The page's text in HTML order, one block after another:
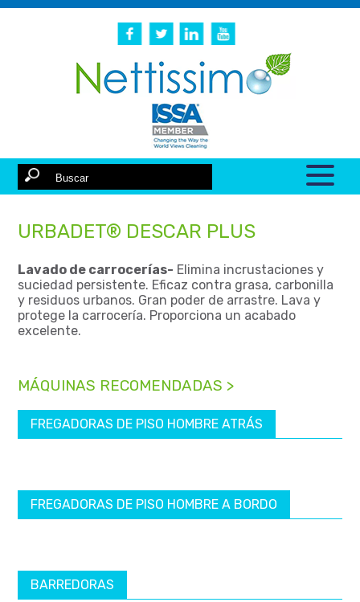
URBADET® DESCAR PLUS
Lavado de carrocerías- Elimina incrustaciones y
suciedad persistente. Eficaz contra grasa, carbonilla
y residuos urbanos. Gran poder de arrastre. Lava y
protege la carrocería. Proporciona un acabado
excelente.
MÁQUINAS RECOMENDADAS >
FREGADORAS DE PISO HOMBRE ATRÁS
FREGADORAS DE PISO HOMBRE A BORDO
BARREDORAS